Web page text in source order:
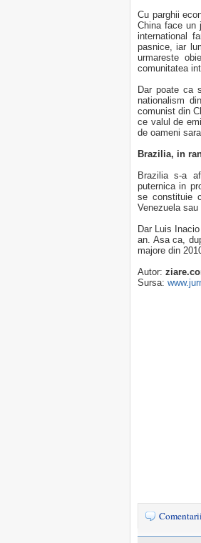
Cu parghii
China face un
international
pasnice, iar
urmareste
comunitatea
Dar poate ca
nationalism
comunist din
ce valul de
de oameni
Brazilia, in
Brazilia s-a
puternica in
se constituie
Venezuela
Dar Luis
an. Asa ca,
majore din
Autor:
Sursa: